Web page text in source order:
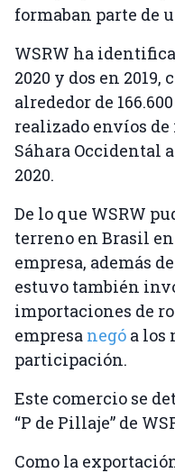
formaban parte de
WSRW ha
2020 y dos en
alrededor de
realizado envíos de
Sáhara Occidental
2020.
De lo que WSRW
terreno en Brasil
empresa, además
estuvo también
importaciones de
empresa negó a los
participación.
Este comercio se
“P de Pillaje” de
Como la